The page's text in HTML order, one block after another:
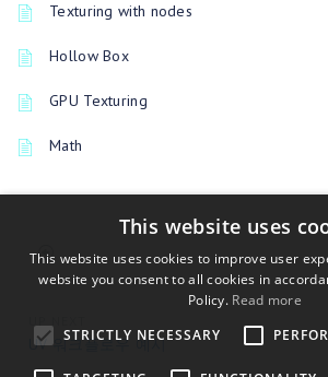
Texturing with nodes
Hollow Box
GPU Texturing
Math
UV 워크플로우 예시
This website uses
This website uses cookies to improve user
website you consent to all cookies in
Policy. Read more
STRICTLY NECESSARY